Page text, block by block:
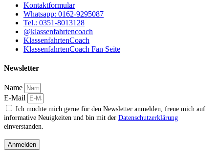
Kontaktformular
Whatsapp: 0162-9295087
Tel.: 0351-8013128
@klassenfahrtencoach
KlassenfahrtenCoach
KlassenfahrtenCoach Fan Seite
Newsletter
Name
E-Mail
Ich möchte mich gerne für den Newsletter anmelden, freue mich auf
informative Neuigkeiten und bin mit der Datenschutzerklärung
einverstanden.
Anmelden